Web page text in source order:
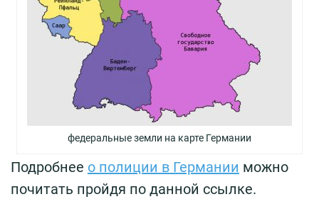
федеральные земли на карте Германии
Подробнее о полиции в Германии можно
почитать пройдя по данной ссылке.